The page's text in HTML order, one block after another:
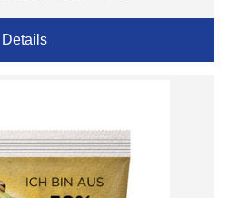
Details